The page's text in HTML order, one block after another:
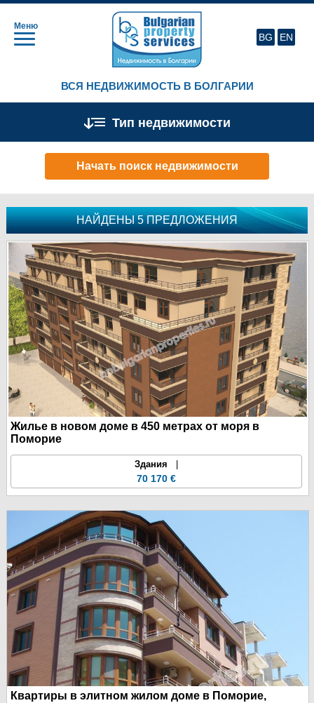
Меню
ВСЯ НЕДВИЖИМОСТЬ В БОЛГАРИИ
BG EN
Тип недвижимости
Начать поиск недвижимости
НАЙДЕНЫ 5 ПРЕДЛОЖЕНИЯ
Жилье в новом доме в 450 метрах от моря в
Поморие
Здания
70 170 €
Квартиры в элитном жилом доме в Поморие,